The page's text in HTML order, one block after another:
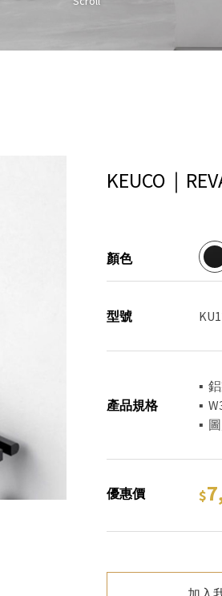
KEUCO｜
顏色
型號
產品規格
▪
▪
▪
優惠價